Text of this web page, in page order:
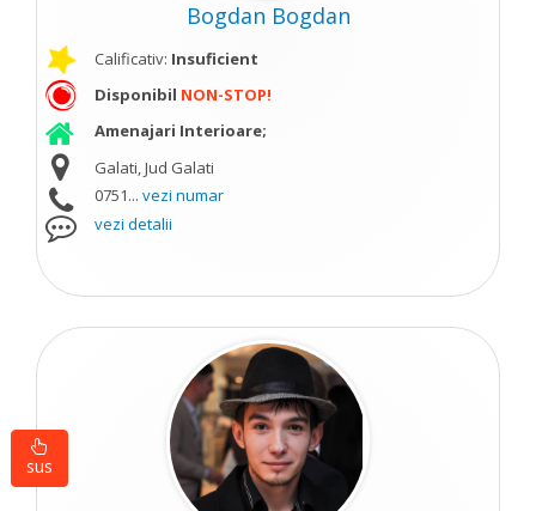
Bogdan Bogdan
Calificativ: Insuficient
Disponibil NON-STOP!
Amenajari Interioare;
Galati, Jud Galati
0751... vezi numar
vezi detalii
sus